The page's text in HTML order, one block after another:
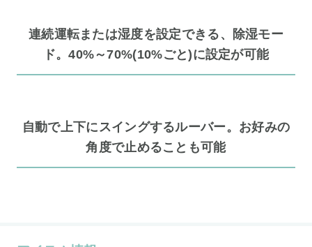
連続運転または湿度を設定できる、除湿モー
ド。40%～70%(10%ごと)に設定が可能
自動で上下にスイングするルーバー。お好みの
角度で止めることも可能